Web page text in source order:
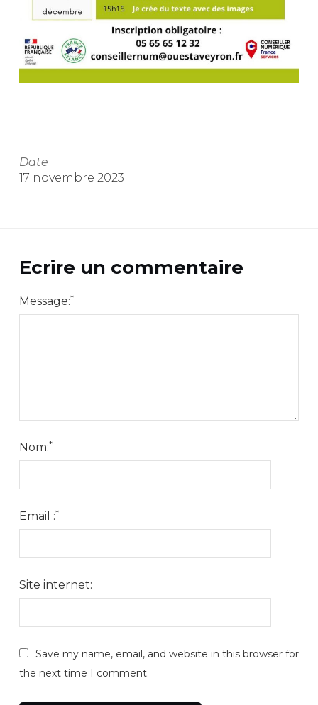
Date
17 novembre 2023
Ecrire un commentaire
Message:*
Nom:*
Email :*
Site internet:
Save my name, email, and website in this browser for
the next time I comment.